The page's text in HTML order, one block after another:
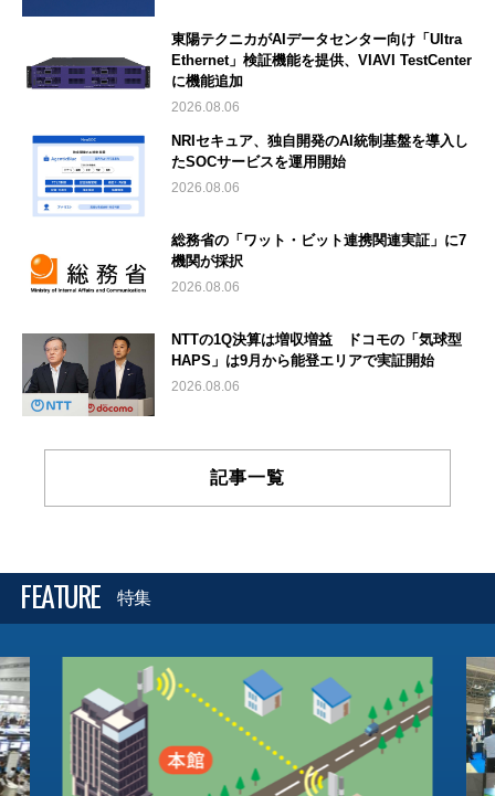
東陽テクニカがAIデータセンター向け「Ultra
Ethernet」検証機能を提供、VIAVI TestCenter
に機能追加
2026.08.06
NRIセキュア、独自開発のAI統制基盤を導入し
たSOCサービスを運用開始
2026.08.06
総務省の「ワット・ビット連携関連実証」に7
機関が採択
2026.08.06
NTTの1Q決算は増収増益 ドコモの「気球型
HAPS」は9月から能登エリアで実証開始
2026.08.06
記事一覧
FEATURE 特集